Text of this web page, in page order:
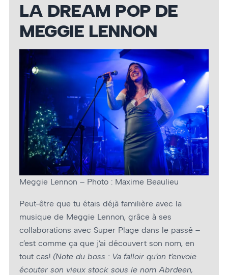
LA DREAM POP DE
MEGGIE LENNON
Meggie Lennon – Photo : Maxime Beaulieu
Peut-être que tu étais déjà familière avec la
musique de Meggie Lennon, grâce à ses
collaborations avec Super Plage dans le passé –
c’est comme ça que j’ai découvert son nom, en
tout cas! (Note du boss : Va falloir qu’on t’envoie
écouter son vieux stock sous le nom Abrdeen,